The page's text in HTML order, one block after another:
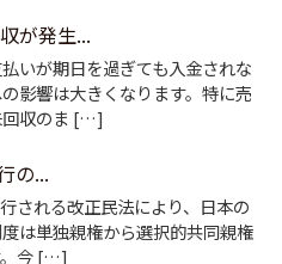
が発生...
いが期日を過ぎても入金されな
影響は大きくなります。特に売
回収のま […]
の...
される改正民法により、日本の
は単独親権から選択的共同親権
。今 […]